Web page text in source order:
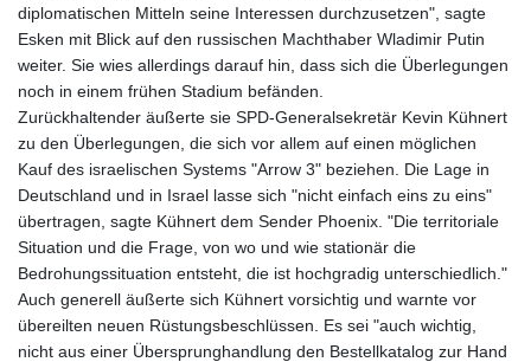
diplomatischen Mitteln seine Interessen durchzusetzen", sagte
Esken mit Blick auf den russischen Machthaber Wladimir Putin
weiter. Sie wies allerdings darauf hin, dass sich die Überlegungen
noch in einem frühen Stadium befänden.
Zurückhaltender äußerte sie SPD-Generalsekretär Kevin Kühnert
zu den Überlegungen, die sich vor allem auf einen möglichen
Kauf des israelischen Systems "Arrow 3" beziehen. Die Lage in
Deutschland und in Israel lasse sich "nicht einfach eins zu eins"
übertragen, sagte Kühnert dem Sender Phoenix. "Die territoriale
Situation und die Frage, von wo und wie stationär die
Bedrohungssituation entsteht, die ist hochgradig unterschiedlich."
Auch generell äußerte sich Kühnert vorsichtig und warnte vor
übereilten neuen Rüstungsbeschlüssen. Es sei "auch wichtig,
nicht aus einer Übersprunghandlung den Bestellkatalog zur Hand